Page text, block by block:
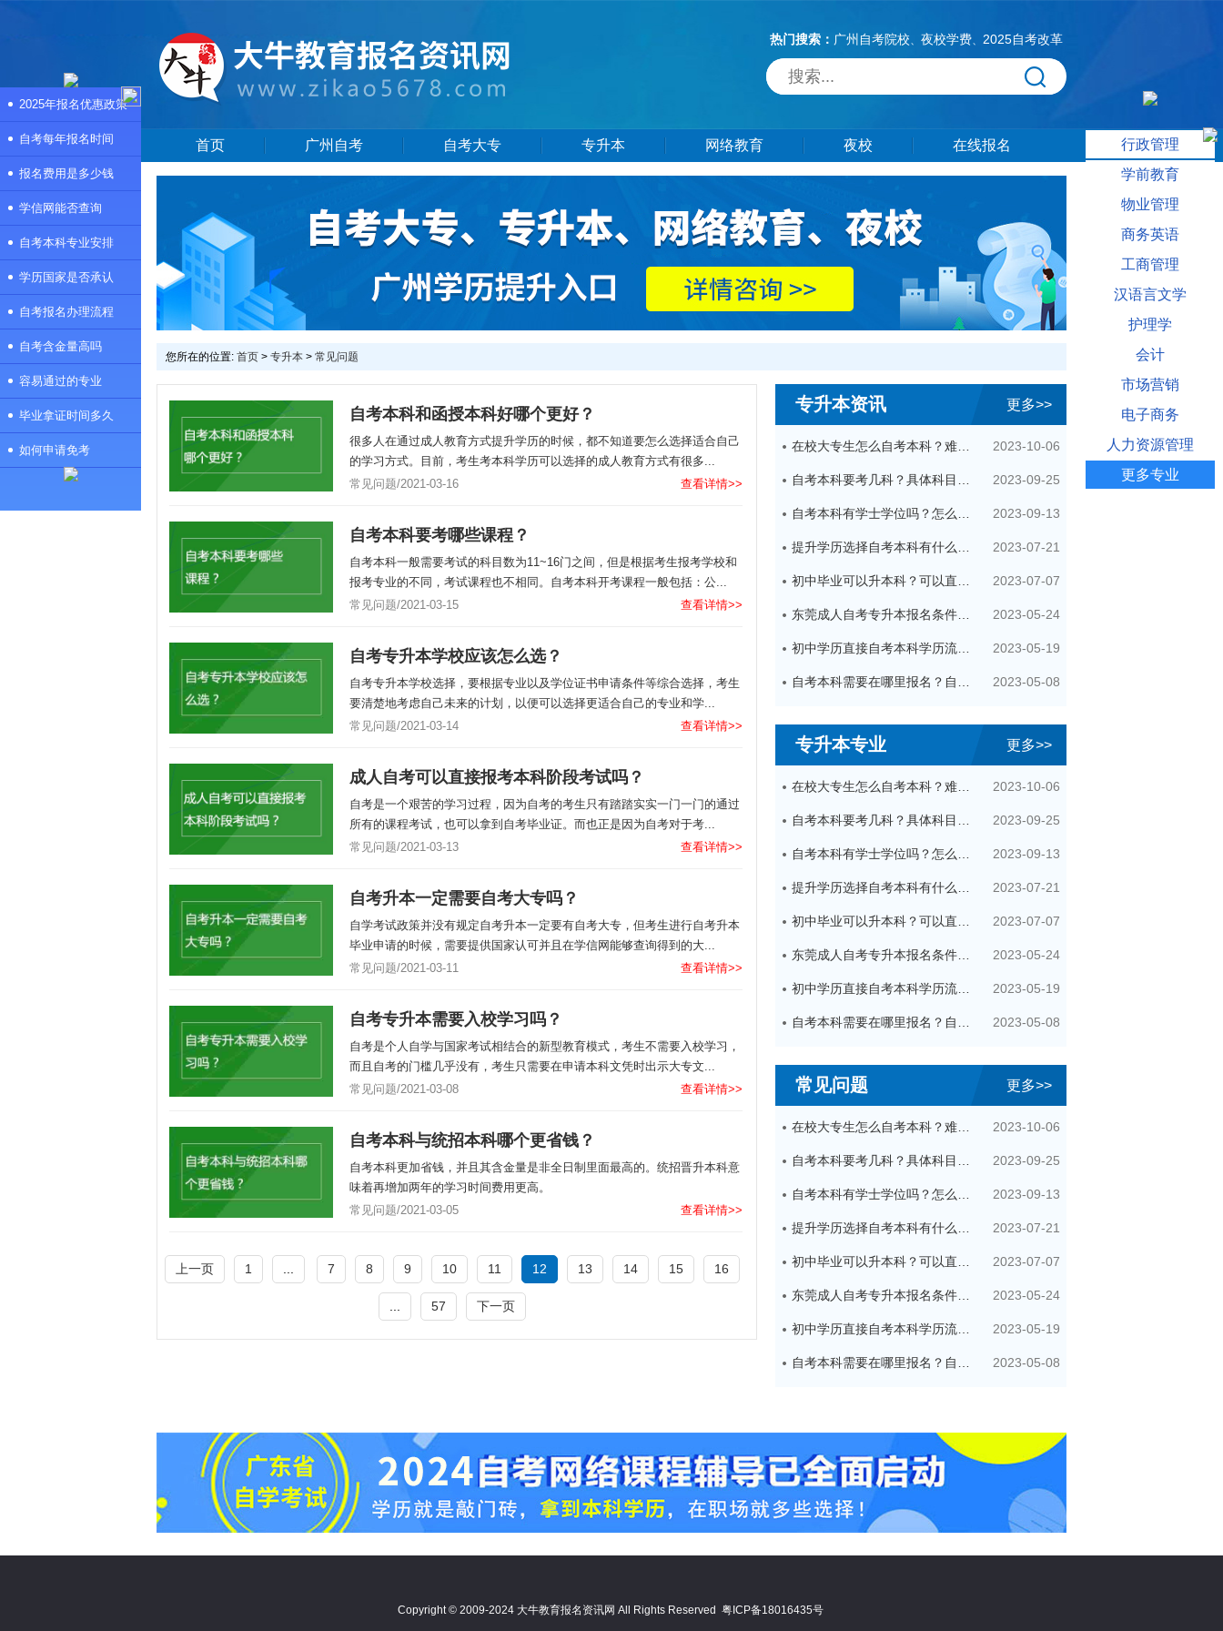
热门搜索： 广州自考院校、 夜校学费、 2025自考改革
首页 广州自考 自考大专 专升本 网络教育 夜校 在线报名
您所在的位置: 首页 > 专升本 > 常见问题
专升本资讯 更多>>
在校大专生怎么自考本科？难通过吗？ 2023-10-06
自考本科要考几科？具体科目是什么？ 2023-09-25
自考本科有学士学位吗？怎么申请的？ 2023-09-13
提升学历选择自考本科有什么优势？ 2023-07-21
初中毕业可以升本科？可以直接自考本科吗？ 2023-07-07
东莞成人自考专升本报名条件有哪些？ 2023-05-24
初中学历直接自考本科学历流程是怎样的？ 2023-05-19
自考本科需要在哪里报名？自己可以报名吗？ 2023-05-08
专升本专业 更多>>
在校大专生怎么自考本科？难通过吗？ 2023-10-06
自考本科要考几科？具体科目是什么？ 2023-09-25
自考本科有学士学位吗？怎么申请的？ 2023-09-13
提升学历选择自考本科有什么优势？ 2023-07-21
初中毕业可以升本科？可以直接自考本科吗？ 2023-07-07
东莞成人自考专升本报名条件有哪些？ 2023-05-24
初中学历直接自考本科学历流程是怎样的？ 2023-05-19
自考本科需要在哪里报名？自己可以报名吗？ 2023-05-08
常见问题 更多>>
在校大专生怎么自考本科？难通过吗？ 2023-10-06
自考本科要考几科？具体科目是什么？ 2023-09-25
自考本科有学士学位吗？怎么申请的？ 2023-09-13
提升学历选择自考本科有什么优势？ 2023-07-21
初中毕业可以升本科？可以直接自考本科吗？ 2023-07-07
东莞成人自考专升本报名条件有哪些？ 2023-05-24
初中学历直接自考本科学历流程是怎样的？ 2023-05-19
自考本科需要在哪里报名？自己可以报名吗？ 2023-05-08
自考本科和函授本科好哪个更好？
很多人在通过成人教育方式提升学历的时候，都不知道要怎么选择适合自己
的学习方式。目前，考生考本科学历可以选择的成人教育方式有很多...
常见问题/2021-03-16
查看详情>>
自考本科要考哪些课程？
自考本科一般需要考试的科目数为11~16门之间，但是根据考生报考学校和
报考专业的不同，考试课程也不相同。自考本科开考课程一般包括：公...
常见问题/2021-03-15
查看详情>>
自考专升本学校应该怎么选？
自考专升本学校选择，要根据专业以及学位证书申请条件等综合选择，考生
要清楚地考虑自己未来的计划，以便可以选择更适合自己的专业和学...
常见问题/2021-03-14
查看详情>>
成人自考可以直接报考本科阶段考试吗？
自考是一个艰苦的学习过程，因为自考的考生只有踏踏实实一门一门的通过
所有的课程考试，也可以拿到自考毕业证。而也正是因为自考对于考...
常见问题/2021-03-13
查看详情>>
自考升本一定需要自考大专吗？
自学考试政策并没有规定自考升本一定要有自考大专，但考生进行自考升本
毕业申请的时候，需要提供国家认可并且在学信网能够查询得到的大...
常见问题/2021-03-11
查看详情>>
自考专升本需要入校学习吗？
自考是个人自学与国家考试相结合的新型教育模式，考生不需要入校学习，
而且自考的门槛几乎没有，考生只需要在申请本科文凭时出示大专文...
常见问题/2021-03-08
查看详情>>
自考本科与统招本科哪个更省钱？
自考本科更加省钱，并且其含金量是非全日制里面最高的。统招晋升本科意
味着再增加两年的学习时间费用更高。
常见问题/2021-03-05
查看详情>>
上一页 1 7 8 9 10 11 12 13 14 15 16
57 下一页
Copyright © 2009-2024 大牛教育报名资讯网 All Rights Reserved 粤ICP备18016435号
2025年报名优惠政策
自考每年报名时间
报名费用是多少钱
学信网能否查询
自考本科专业安排
学历国家是否承认
自考报名办理流程
自考含金量高吗
容易通过的专业
毕业拿证时间多久
如何申请免考
行政管理
学前教育
物业管理
商务英语
工商管理
汉语言文学
护理学
会计
市场营销
电子商务
人力资源管理
更多专业